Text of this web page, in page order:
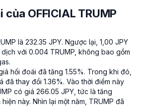
OFFICIAL TRUMP
là 232.35 JPY. Ngược lại, 1,00 JPY
với 0.004 TRUMP, không bao gồm
hối đoái đã tăng 1.55%. Trong khi đó,
đã thay đổi 1.36%. Vào thời điểm này
có giá 266.05 JPY, tức là tăng
này. Nhìn lại một năm, TRUMP đã